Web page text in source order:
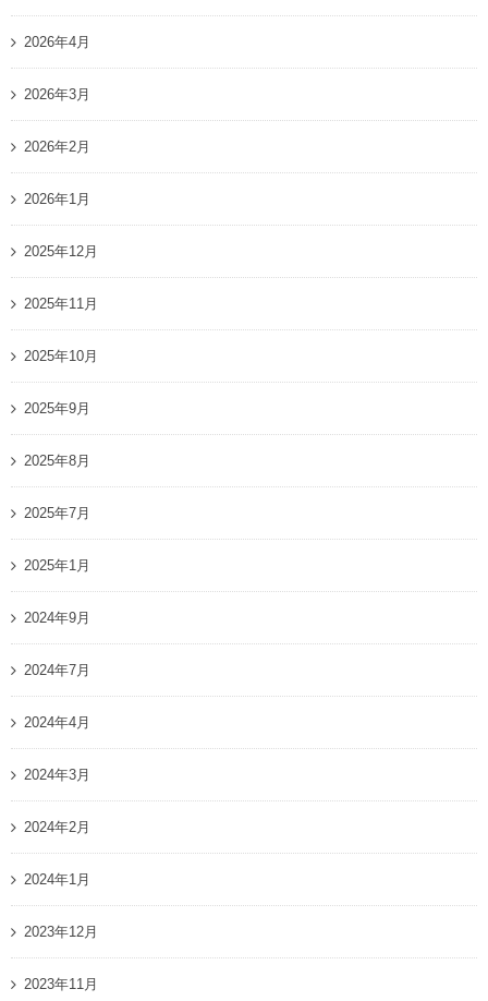
2026年4月
2026年3月
2026年2月
2026年1月
2025年12月
2025年11月
2025年10月
2025年9月
2025年8月
2025年7月
2025年1月
2024年9月
2024年7月
2024年4月
2024年3月
2024年2月
2024年1月
2023年12月
2023年11月